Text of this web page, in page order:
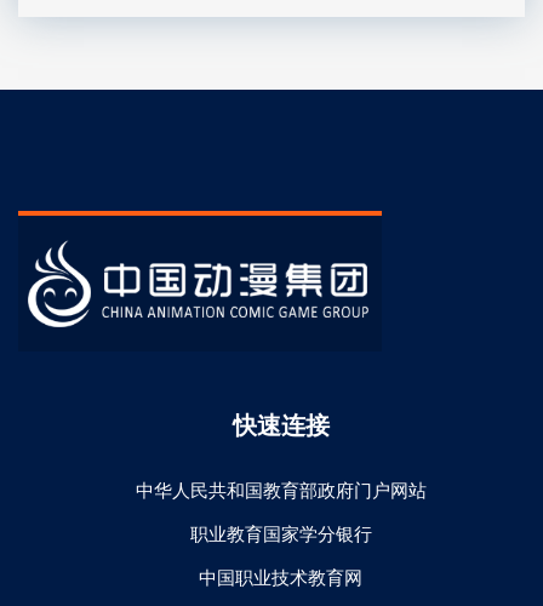
快速连接
中华人民共和国教育部政府门户网站
职业教育国家学分银行
中国职业技术教育网